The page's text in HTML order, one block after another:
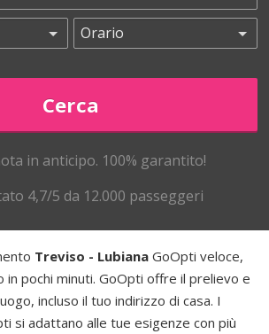
in anticipo. 100% garantito!
4,7/5 da 12.000 passeggeri
Treviso - Lubiana GoOpti veloce,
in pochi minuti. GoOpti offre il prelievo e
incluso il tuo indirizzo di casa. I
si adattano alle tue esigenze con più